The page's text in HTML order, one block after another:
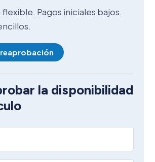
Pagos iniciales bajos.
la disponibilidad